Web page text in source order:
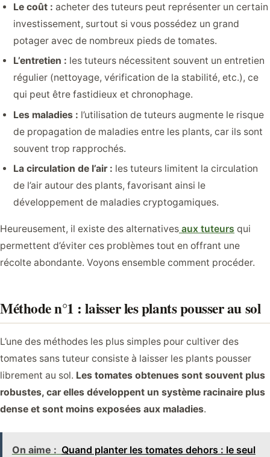
Le coût : acheter des tuteurs peut représenter un certain
investissement, surtout si vous possédez un grand
potager avec de nombreux pieds de tomates.
L’entretien : les tuteurs nécessitent souvent un entretien
régulier (nettoyage, vérification de la stabilité, etc.), ce
qui peut être fastidieux et chronophage.
Les maladies : l’utilisation de tuteurs augmente le risque
de propagation de maladies entre les plants, car ils sont
souvent trop rapprochés.
La circulation de l’air : les tuteurs limitent la circulation
de l’air autour des plants, favorisant ainsi le
développement de maladies cryptogamiques.
Heureusement, il existe des alternatives aux tuteurs qui
permettent d’éviter ces problèmes tout en offrant une
récolte abondante. Voyons ensemble comment procéder.
Méthode n°1 : laisser les plants pousser au sol
L’une des méthodes les plus simples pour cultiver des
tomates sans tuteur consiste à laisser les plants pousser
librement au sol. Les tomates obtenues sont souvent plus
robustes, car elles développent un système racinaire plus
dense et sont moins exposées aux maladies.
On aime : Quand planter les tomates dehors : le seul